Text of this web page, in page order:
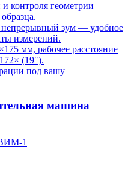
контроля геометрии
непрерывный зум — удобное
измерений.
мм, рабочее расстояние
(19″).
под вашу
машина